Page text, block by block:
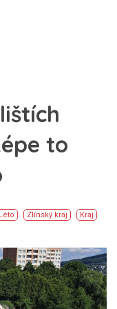
to
Léto Zlínský kraj Kraj